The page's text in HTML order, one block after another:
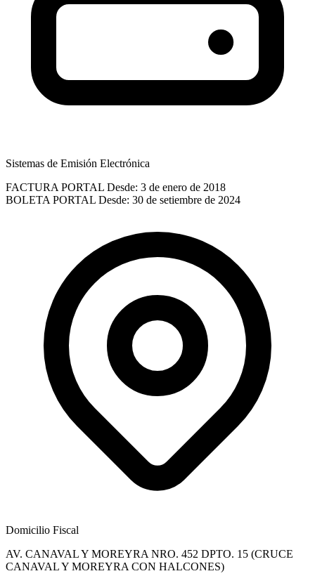
Sistemas de Emisión Electrónica
FACTURA PORTAL Desde: 3 de enero de 2018
BOLETA PORTAL Desde: 30 de setiembre de 2024
Domicilio Fiscal
AV. CANAVAL Y MOREYRA NRO. 452 DPTO. 15 (CRUCE
CANAVAL Y MOREYRA CON HALCONES)